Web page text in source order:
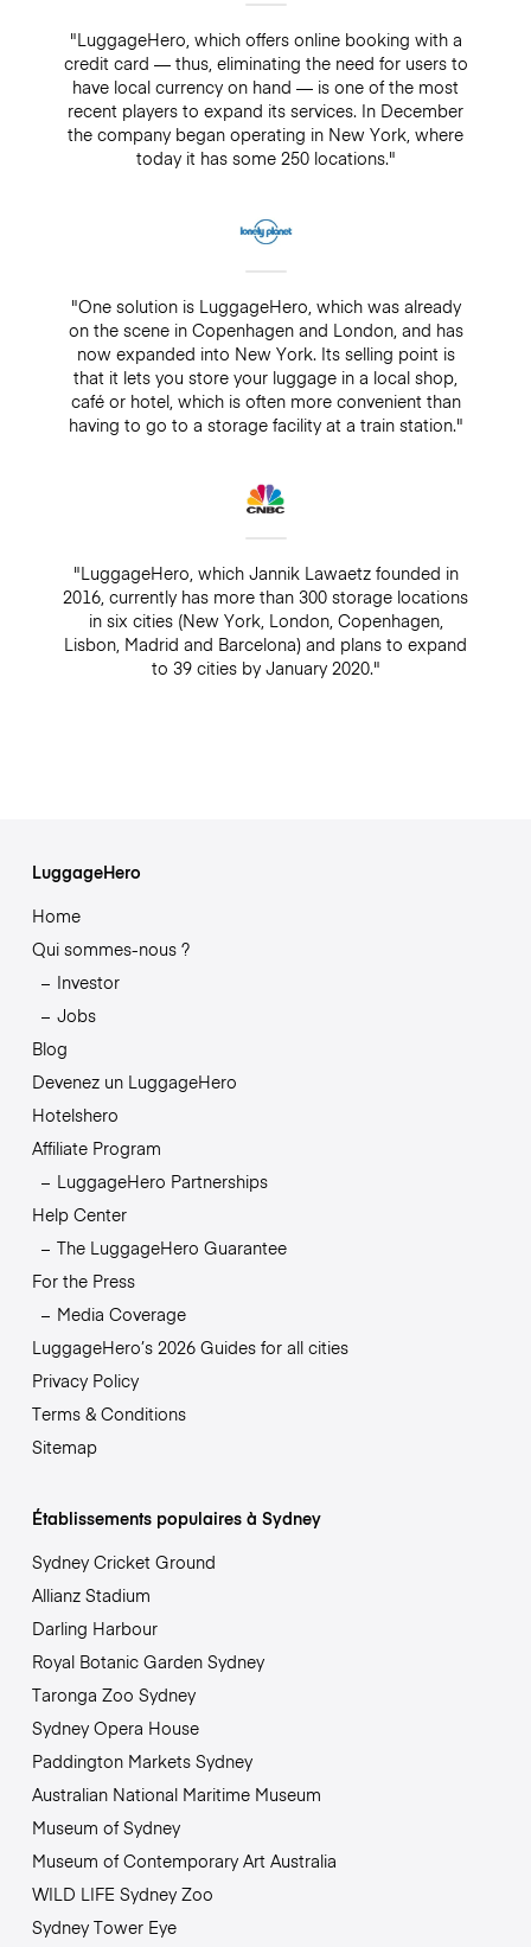
"LuggageHero, which offers online booking with a
credit card — thus, eliminating the need for users to
have local currency on hand — is one of the most
recent players to expand its services. In December
the company began operating in New York, where
today it has some 250 locations."
"One solution is LuggageHero, which was already
on the scene in Copenhagen and London, and has
now expanded into New York. Its selling point is
that it lets you store your luggage in a local shop,
café or hotel, which is often more convenient than
having to go to a storage facility at a train station."
"LuggageHero, which Jannik Lawaetz founded in
2016, currently has more than 300 storage locations
in six cities (New York, London, Copenhagen,
Lisbon, Madrid and Barcelona) and plans to expand
to 39 cities by January 2020."
LuggageHero
Home
Qui sommes-nous ?
Investor
Jobs
Blog
Devenez un LuggageHero
Hotelshero
Affiliate Program
LuggageHero Partnerships
Help Center
The LuggageHero Guarantee
For the Press
Media Coverage
LuggageHero’s 2026 Guides for all cities
Privacy Policy
Terms & Conditions
Sitemap
Établissements populaires à Sydney
Sydney Cricket Ground
Allianz Stadium
Darling Harbour
Royal Botanic Garden Sydney
Taronga Zoo Sydney
Sydney Opera House
Paddington Markets Sydney
Australian National Maritime Museum
Museum of Sydney
Museum of Contemporary Art Australia
WILD LIFE Sydney Zoo
Sydney Tower Eye